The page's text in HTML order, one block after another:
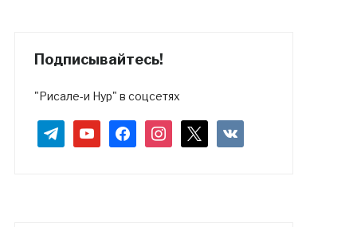
Подписывайтесь!
"Рисале-и Нур" в соцсетях
telegramyoutubefacebookinstagram vkontakte